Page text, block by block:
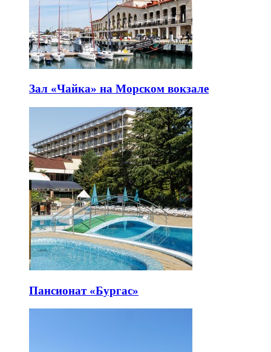
Зал «Чайка» на Морском вокзале
Пансионат «Бургас»